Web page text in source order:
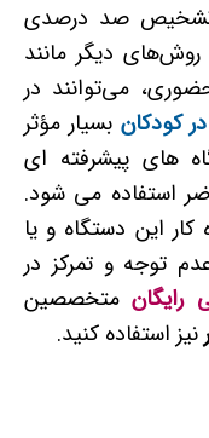
تشخیص صد درصدی
دیگر مانند
می‌توانند در
کودکانبسیار مؤثر
های پیشرفته ای
استفاده می شود.
این دستگاه و یا
توجه و تمرکز در
رایگانمتخصصین
نیز استفاده کنید.